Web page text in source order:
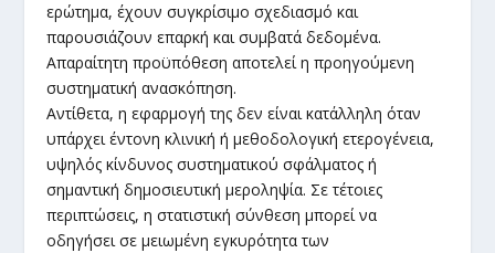
ερώτημα, έχουν συγκρίσιμο σχεδιασμό και
παρουσιάζουν επαρκή και συμβατά δεδομένα.
Απαραίτητη προϋπόθεση αποτελεί η προηγούμενη
συστηματική ανασκόπηση.
Αντίθετα, η εφαρμογή της δεν είναι κατάλληλη όταν
υπάρχει έντονη κλινική ή μεθοδολογική ετερογένεια,
υψηλός κίνδυνος συστηματικού σφάλματος ή
σημαντική δημοσιευτική μεροληψία. Σε τέτοιες
περιπτώσεις, η στατιστική σύνθεση μπορεί να
οδηγήσει σε μειωμένη εγκυρότητα των